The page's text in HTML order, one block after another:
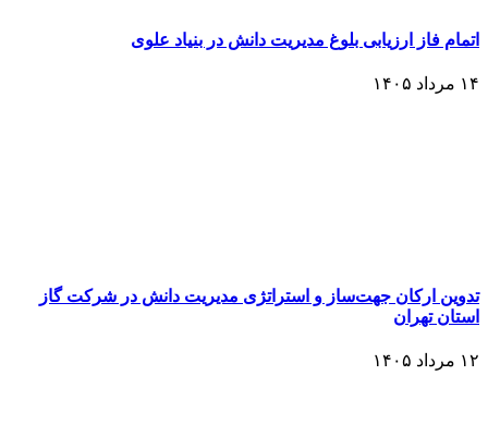
اتمام فاز ارزیابی بلوغ مدیریت دانش در بنیاد علوی
۱۴ مرداد ۱۴۰۵
تدوین ارکان جهت‌ساز و استراتژی مدیریت دانش در شرکت گاز
استان تهران
۱۲ مرداد ۱۴۰۵